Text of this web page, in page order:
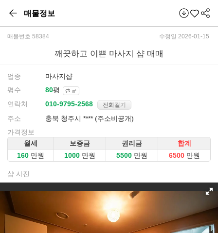
매물정보
매물번호 58384 수정일 2026-01-15
깨끗하고 이쁜 마사지 샵 매매
업종
마사지샵
평수
평 ㎡
연락처 전화걸기
주소
충북 청주시 **** (주소비공개)
가격정보
월세
보증금 권리금
합계
만원
만원 만원 만원
샵 사진